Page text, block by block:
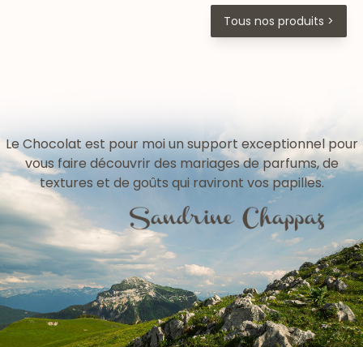
Tous nos produits >
Le Chocolat est pour moi un support exceptionnel pour
vous faire découvrir des mariages de parfums, de
textures et de goûts qui raviront vos papilles.